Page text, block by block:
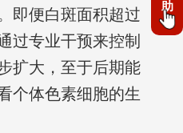
即便白斑面积超过
过专业干预来控制
扩大，至于后期能
个体色素细胞的生
助